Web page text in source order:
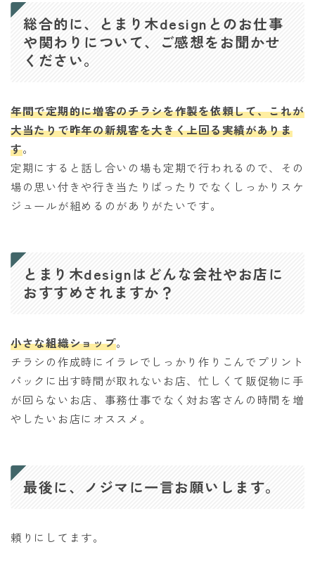
総合的に、とまり木designとのお仕事
や関わりについて、ご感想をお聞かせ
ください。
年間で定期的に増客のチラシを作製を依頼して、これが
大当たりで昨年の新規客を大きく上回る実績がありま
す。
定期にすると話し合いの場も定期で行われるので、その
場の思い付きや行き当たりばったりでなくしっかりスケ
ジュールが組めるのがありがたいです。
とまり木designはどんな会社やお店に
おすすめされますか？
小さな組織ショップ。
チラシの作成時にイラレでしっかり作りこんでプリント
パックに出す時間が取れないお店、忙しくて販促物に手
が回らないお店、事務仕事でなく対お客さんの時間を増
やしたいお店にオススメ。
最後に、ノジマに一言お願いします。
頼りにしてます。